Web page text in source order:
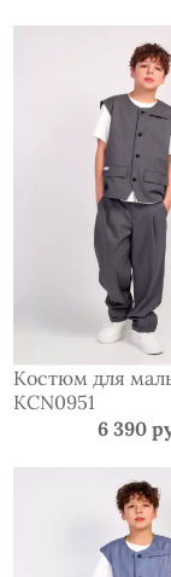
Костюм для
KCN0951
6 390